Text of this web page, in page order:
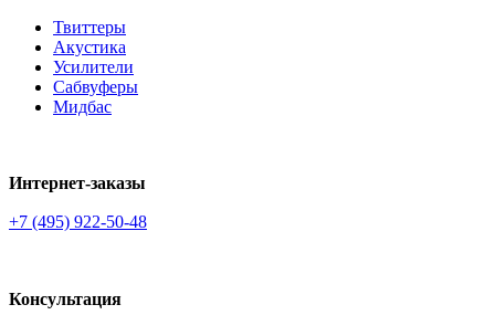
Твиттеры
Акустика
Усилители
Сабвуферы
Мидбас
Интернет-заказы
+7 (495) 922-50-48
Консультация